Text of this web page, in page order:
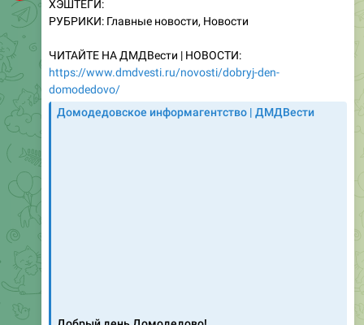
ЧИТАЙТЕ НА ДМДВести | НОВОСТИ:
domodedovo/
Домодедовское информагентство | ДМДВести